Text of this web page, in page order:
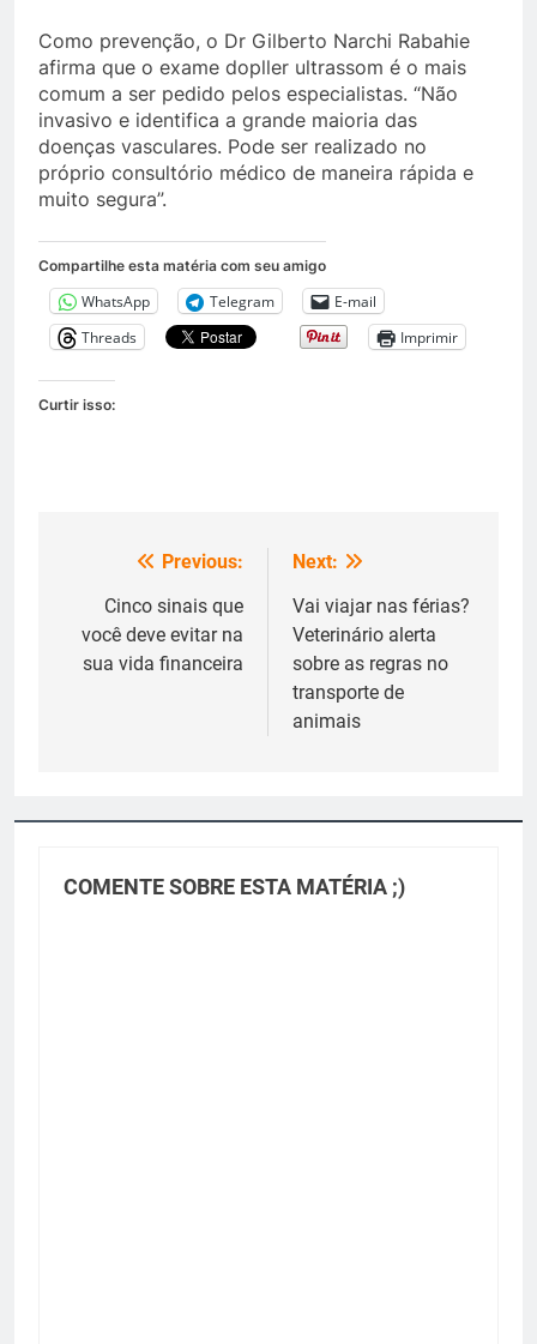
Como prevenção, o Dr Gilberto Narchi Rabahie
afirma que o exame dopller ultrassom é o mais
comum a ser pedido pelos especialistas. “Não
invasivo e identifica a grande maioria das
doenças vasculares. Pode ser realizado no
próprio consultório médico de maneira rápida e
muito segura”.
Compartilhe esta matéria com seu amigo
WhatsApp Telegram
E-mail
Threads
Imprimir
Curtir isso:
Navegação
Post
Previous:
Cinco sinais que
você deve evitar na
sua vida financeira
Next:
Vai viajar nas férias?
Veterinário alerta
sobre as regras no
transporte de
animais
COMENTE SOBRE ESTA MATÉRIA ;)